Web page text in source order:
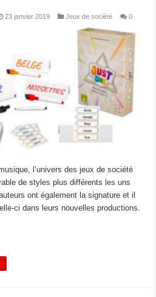
23 janvier 2019 Jeux de société 0
l’univers des jeux de société
de styles plus différents les uns
ont également la signature et il
ci dans leurs nouvelles productions.